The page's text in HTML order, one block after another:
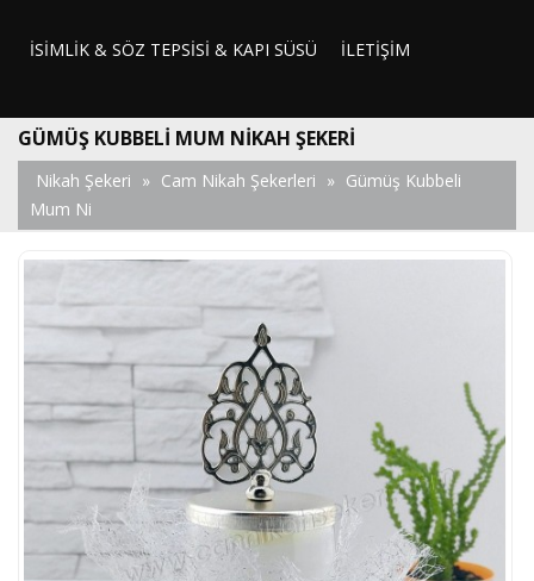
İSIMLIK & SÖZ TEPSISI & KAPI SÜSÜ İLETIŞIM
Nikah Şekeri » Cam Nikah Şekerleri » Gümüş Kubbeli
Mum Ni
GÜMÜŞ KUBBELI MUM NIKAH ŞEKERI